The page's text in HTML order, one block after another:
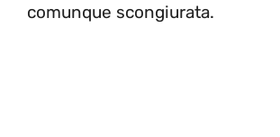
comunque scongiurata.